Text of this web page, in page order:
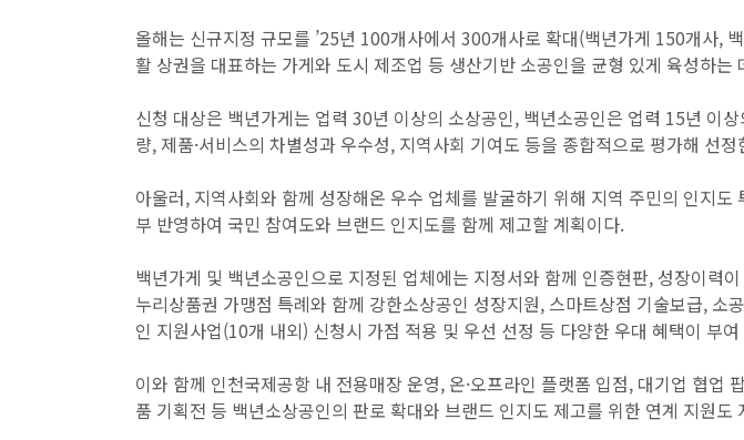
올해는 신규지정 규모를 ’25년 100개사에서 300개사로 확대(백년가게 150개사,
활 상권을 대표하는 가게와 도시 제조업 등 생산기반 소공인을 균형 있게 육성하는
신청 대상은 백년가게는 업력 30년 이상의 소상공인, 백년소공인은 업력 15년 이
량, 제품·서비스의 차별성과 우수성, 지역사회 기여도 등을 종합적으로 평가해 선정
아울러, 지역사회와 함께 성장해온 우수 업체를 발굴하기 위해 지역 주민의 인지도
부 반영하여 국민 참여도와 브랜드 인지도를 함께 제고할 계획이다.
백년가게 및 백년소공인으로 지정된 업체에는 지정서와 함께 인증현판, 성장이력
누리상품권 가맹점 특례와 함께 강한소상공인 성장지원, 스마트상점 기술보급, 소
인 지원사업(10개 내외) 신청시 가점 적용 및 우선 선정 등 다양한 우대 혜택이 부
이와 함께 인천국제공항 내 전용매장 운영, 온·오프라인 플랫폼 입점, 대기업 협업
품 기획전 등 백년소상공인의 판로 확대와 브랜드 인지도 제고를 위한 연계 지원도